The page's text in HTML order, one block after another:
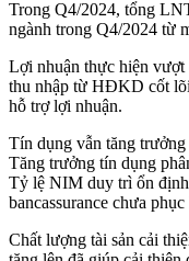
Trong Q4/2024, tổng
ngành trong Q4/2024 từ
Lợi nhuận thực hiện
thu nhập từ HĐKD cốt
hỗ trợ lợi nhuận.
Tín dụng vẫn tăng
Tăng trưởng tín dụng
Tỷ lệ NIM duy trì ổn định
bancassurance chưa
Chất lượng tài sản cải